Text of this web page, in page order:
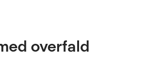
overfald